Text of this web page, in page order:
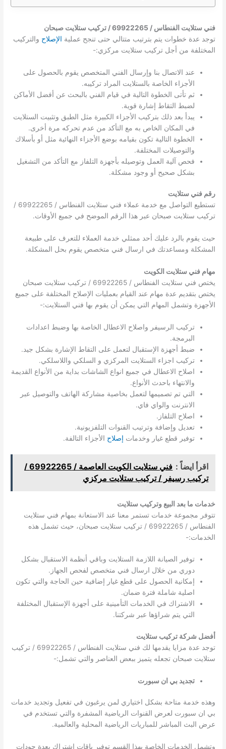
فني ستلايت الفنطاس / 69922265 / تركيب ستلايت صبحان
توجد عدة خطوات يتم بترتيب متتالي حتى تنجح عملية الإصلاح والتركيب
المختلفة من أجل تركيب ستلايت مركزي:-
عند الاتصال بنا وإرسال الفني المتخصص يقوم بالحصول على
الأجزاء الخاصة بالستلايت المراد تركيبه.
ثم تأتى الخطوة التالية في قيام الفني بالبحث عن أفضل الأماكن
لضبط التقاط إشارة قوية.
يبدأ بعد ذلك بتركيب الأجزاء الكبيرة مثل الطبق وتثبيت الستلايت
في المكان الخاص به مع التأكد من عدم تحركه مرة أخرى.
الخطوة التالية تكون بقيامه بوضع الأجزاء النهائية مثل أو بأسلاك
والتوصيلات المختلفة.
فحص آلية العمل وتوصيله بأجهزة التلفاز مع التأكد من التشغيل
بشكل صحيح أو وجود مشكلة.
رقم فني ستلايت
تستطيع التواصل مع خدمة عملاء فني ستلايت الفنطاس / 69922265 /
تركيب ستلايت صبحان عبر هذا الرقم الموضح في جميع الأوقات.
حيث يقوم بالرد عليك أحد ممثلي خدمة العملاء للتعرف على طبيعة
المشكلة ومساعدتك في ارسال فني متخصص يقوم بحل المشكلة.
مهام فني ستلايت الكويت
يختص فني ستلايت الفنطاس / 69922265 / تركيب ستلايت صبحان
يختص بتقديم عدة مهام عند القيام بعمليات الإصلاح المختلفة على جميع
الأجهزة وتشمل المهام التي يمكن أن يقوم بها فني الستلايت:-
تركيب الرسيفر واصلاح الاعطال الخاصة بها وضبط اعدادات
البرمجة.
ضبط أجهزة الإستقبال لتعمل على التقاط الإشارة بشكل جيد.
تركيب اجزاء الستلايت المركزي و السلكي واللاسلكي.
اصلاح الاعطال في جميع انواع الشاشات بداية من الأنواع القديمة
والانتهاء باحدث الأنواع.
التي تم تصميمها لتعمل بخاصية مشاركة الهاتف والتوصيل عبر
الانترنت والواي فاي.
اصلاح التلفاز.
تعديل وإضافة وترتيب القنوات التلفزيونية.
توفير قطع غيار وخدمات إصلاح الأجزاء التالفة.
اقرأ ايضاً :
فني ستلايت الكويت العاصمة / 69922265 /
تركيب رسيفر / تركيب ستلايت مركزي
خدمات ما بعد البيع وتركيب ستلايت
تتوفر مجموعة خدمات تستمر معنا عند الاستعانة بمهام فني ستلايت
الفنطاس / 69922265 / تركيب ستلايت صبحان، حيث تشمل هذه
الخدمات:-
توفير الصيانة اللازمة الستلايت وباقي أنظمة الاستقبال بشكل
دوري من خلال ارسال فني متخصص لفحص الجهاز.
إمكانية الحصول على قطع غيار إضافية حين الحاجة والتي تكون
اصلية شاملة فترة ضمان.
الاشتراك في الخدمات التأمينية على أجهزة الإستقبال المختلفة
التي يتم شراؤها عبر شركتنا.
أفضل شركة تركيب ستلايت
توجد عدة مزايا يقدمها لك فني ستلايت الفنطاس / 69922265 / تركيب
ستلايت صبحان تجعله يتميز ببعض العناصر والتي تشمل:-
تجديد بي ان سبورت
وهذه خدمة متاحة بشكل اختياري لمن يرغبون في تفعيل وتجديد خدمات
بي ان سبورت لعرض القنوات الرياضية المشفرة والتي تستخدم في
عرض البث المباشر للمباريات الرياضية المحلية والعالمية.
وتشمل الخدمات الخاصة بهذا القسم توفير باقات اشتراك بعدة جودات